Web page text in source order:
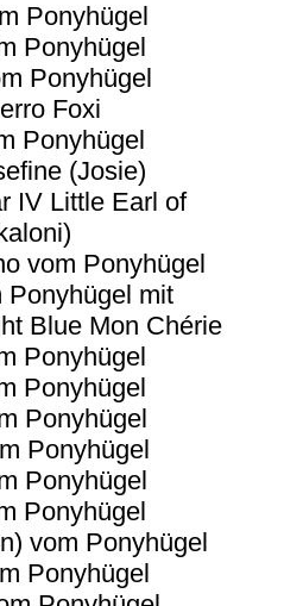
Ponyhügel
Ponyhügel
Ponyhügel
Foxi
Ponyhügel
(Josie)
IV Little Earl of
vom Ponyhügel
Ponyhügel mit
Blue Mon Chérie
Ponyhügel
Ponyhügel
Ponyhügel
Ponyhügel
Ponyhügel
Ponyhügel
vom Ponyhügel
Ponyhügel